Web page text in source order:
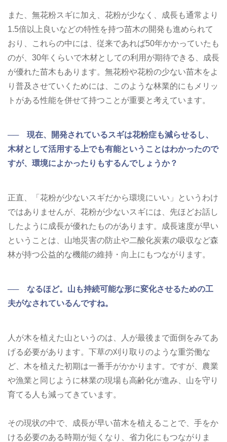
また、無花粉スギに加え、花粉が少なく、成長も通常より
1.5倍以上良いなどの特性を持つ苗木の開発も進められて
おり、これらの中には、従来であれば50年かかっていたも
のが、30年くらいで木材としての利用が期待できる、成長
が優れた苗木もあります。無花粉や花粉の少ない苗木をよ
り普及させていくためには、このような林業的にもメリッ
トがある性能を併せて持つことが重要と考えています。
── 現在、開発されているスギは花粉症も減らせるし、
木材として活用する上でも有能ということはわかったので
すが、環境によかったりもするんでしょうか？
正直、「花粉が少ないスギだから環境にいい」というわけ
ではありませんが、花粉が少ないスギには、先ほどお話し
したように成長が優れたものがあります。成長速度が早い
ということは、山地災害の防止や二酸化炭素の吸収など森
林が持つ公益的な機能の維持・向上にもつながります。
── なるほど。山も持続可能な形に変化させるための工
夫がなされているんですね。
人が木を植えた山というのは、人が最後まで面倒をみてあ
げる必要があります。下草の刈り取りのような重労働な
ど、木を植えた初期は一番手がかかります。ですが、農業
や漁業と同じように林業の現場も高齢化が進み、山を守り
育てる人も減ってきています。
その現状の中で、成長が早い苗木を植えることで、手をか
ける必要のある時期が短くなり、省力化にもつながりま